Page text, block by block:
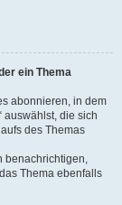
ein Thema
abonnieren, in dem
auswählst, die sich
des Themas
benachrichtigen,
Thema ebenfalls